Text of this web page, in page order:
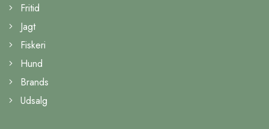
Fritid
Jagt
Fiskeri
Hund
Brands
Udsalg